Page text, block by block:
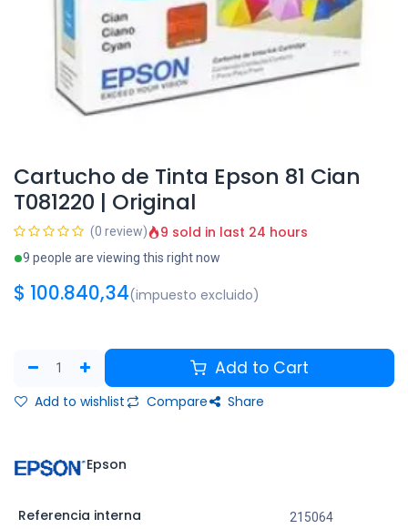
Cartucho de Tinta Epson 81 Cian
T081220 | Original
(0 review) 9 sold in last 24 hours
9 people are viewing this right now
$ 100.840,34(impuesto excluido)
Add to Cart
Add to wishlist Compare Share
Epson
Referencia interna
215064